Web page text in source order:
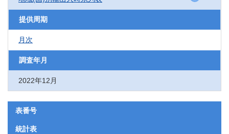
提供周期
月次
調査年月
2022年12月
表番号
統計表